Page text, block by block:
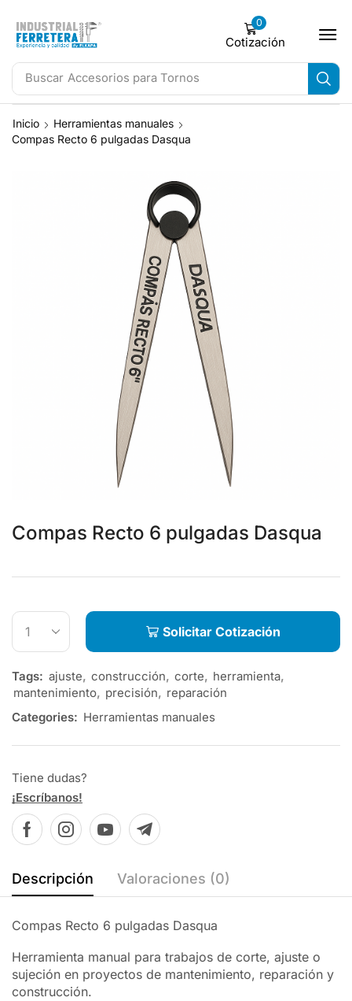
Buscar Accesorios para Tornos
0
Cotización
Inicio
Herramientas manuales
Compas Recto 6 pulgadas Dasqua
Compas Recto 6 pulgadas Dasqua
Solicitar Cotización
Tags: ajuste, construcción, corte, herramienta,
mantenimiento, precisión, reparación
Categories: Herramientas manuales
Tiene dudas?
¡Escríbanos!
Descripción Valoraciones (0)
Compas Recto 6 pulgadas Dasqua
Herramienta manual para trabajos de corte, ajuste o
sujeción en proyectos de mantenimiento, reparación y
construcción.